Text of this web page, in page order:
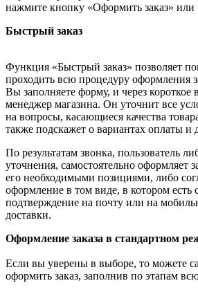
нажмите кнопку «Оформить заказ» или
Быстрый заказ
Функция «Быстрый заказ» позволяет
проходить всю процедуру оформления
Вы заполняете форму, и через короткое
менеджер магазина. Он уточнит все
на вопросы, касающиеся качества
также подскажет о вариантах оплаты и
По результатам звонка, пользователь
уточнения, самостоятельно оформляет
его необходимыми позициями, либо
оформление в том виде, в котором есть
подтверждение на почту или на
доставки.
Оформление заказа в стандартном
Если вы уверены в выборе, то можете
оформить заказ, заполнив по этапам